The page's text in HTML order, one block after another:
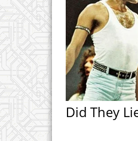
Did They